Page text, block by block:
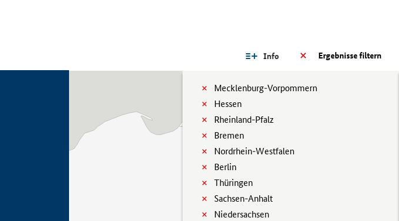
Ergebnisse filtern
Info
Mecklenburg-Vorpommern
Hessen
Rheinland-Pfalz
Bremen
Nordrhein-Westfalen
Berlin
Thüringen
Sachsen-Anhalt
Niedersachsen